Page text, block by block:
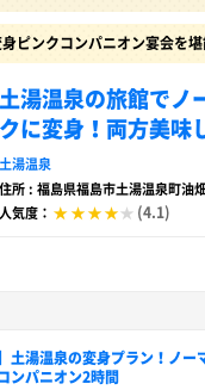
ピンクコンパニオン宴会を堪
土湯温泉の旅館でノ
クに変身！両方美味
土湯温泉
住所 : 福島県福島市土湯温泉町油
人気度：
(4.1)
土湯温泉の変身プラン！ノ
ンパニオン2時間